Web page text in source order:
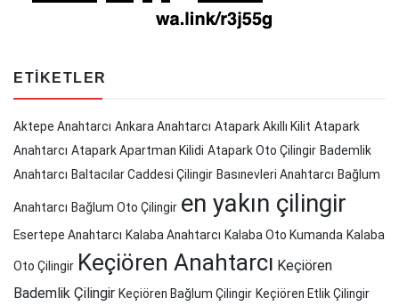
ETIKETLER
Aktepe Anahtarcı Ankara Anahtarcı Atapark Akıllı Kilit Atapark
Anahtarcı Atapark Apartman Kilidi Atapark Oto Çilingir Bademlik
Anahtarcı Baltacılar Caddesi Çilingir Basınevleri Anahtarcı Bağlum
Anahtarcı Bağlum Oto Çilingir en yakın çilingir
Esertepe Anahtarcı Kalaba Anahtarcı Kalaba Oto Kumanda Kalaba
Oto Çilingir Keçiören Anahtarcı Keçiören
Bademlik Çilingir Keçiören Bağlum Çilingir Keçiören Etlik Çilingir